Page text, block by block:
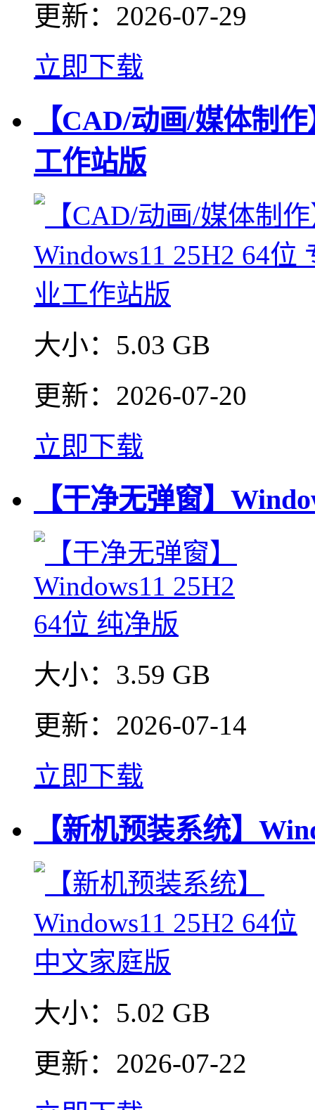
更新： 2026-07-29
立即下载
【CAD/动画/媒体制
工作站版
大小： 5.03 GB
更新： 2026-07-20
立即下载
【干净无弹窗】
大小： 3.59 GB
更新： 2026-07-14
立即下载
【新机预装系统】
大小： 5.02 GB
更新： 2026-07-22